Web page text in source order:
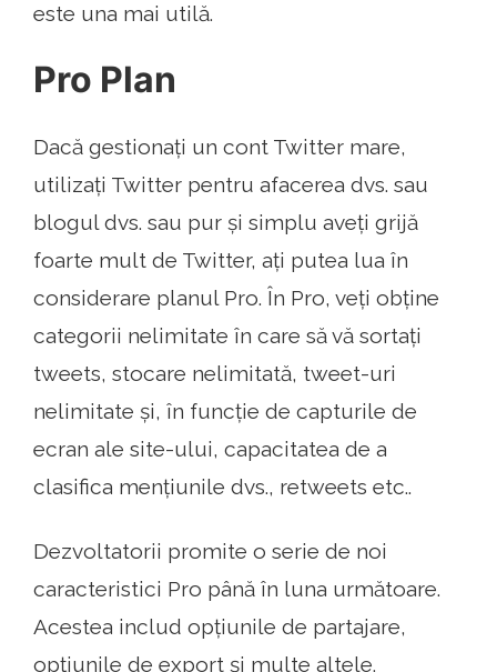
este una mai utilă.
Pro Plan
Dacă gestionați un cont Twitter mare,
utilizați Twitter pentru afacerea dvs. sau
blogul dvs. sau pur și simplu aveți grijă
foarte mult de Twitter, ați putea lua în
considerare planul Pro. În Pro, veți obține
categorii nelimitate în care să vă sortați
tweets, stocare nelimitată, tweet-uri
nelimitate și, în funcție de capturile de
ecran ale site-ului, capacitatea de a
clasifica mențiunile dvs., retweets etc..
Dezvoltatorii promite o serie de noi
caracteristici Pro până în luna următoare.
Acestea includ opțiunile de partajare,
opțiunile de export și multe altele.